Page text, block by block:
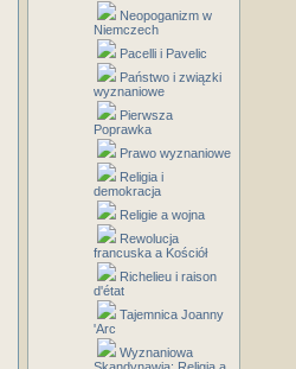
Neopoganizm w
Niemczech
Pacelli i Pavelic
Państwo i związki
wyznaniowe
Pierwsza
Poprawka
Prawo wyznaniowe
Religia i
demokracja
Religie a wojna
Rewolucja
francuska a Kościół
Richelieu i raison
d'état
Tajemnica Joanny
'Arc
Wyznaniowa